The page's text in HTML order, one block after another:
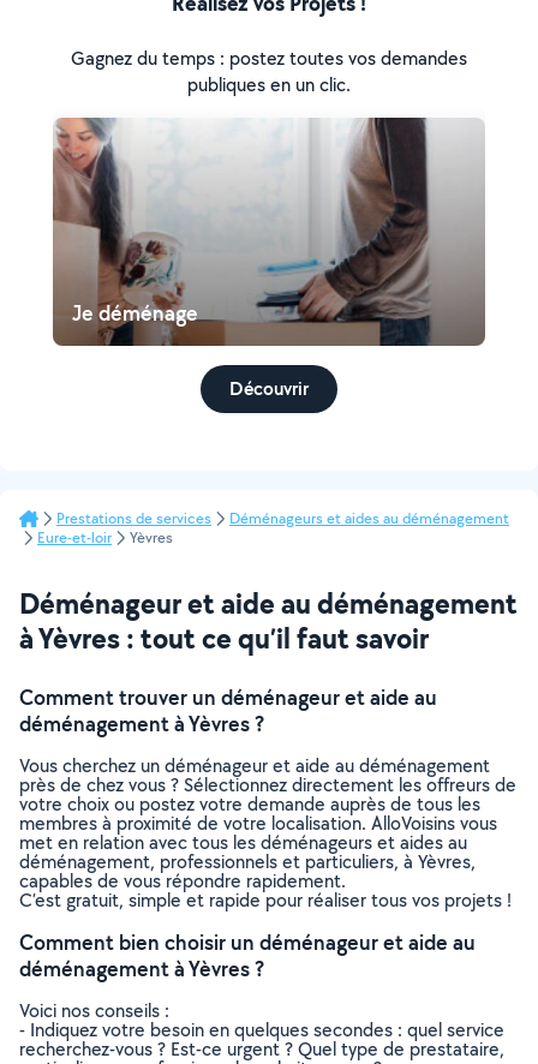
Gagnez du temps : postez toutes vos demandes
publiques en un clic.
Je déménage
Découvrir
Prestations de services
Déménageurs et aides au déménagement
Eure-et-loir
Yèvres
Déménageur et aide au déménagement
à Yèvres : tout ce qu’il faut savoir
Comment trouver un déménageur et aide au
déménagement à Yèvres ?
Vous cherchez un déménageur et aide au déménagement
près de chez vous ? Sélectionnez directement les offreurs de
votre choix ou postez votre demande auprès de tous les
membres à proximité de votre localisation. AlloVoisins vous
met en relation avec tous les déménageurs et aides au
déménagement, professionnels et particuliers, à Yèvres,
capables de vous répondre rapidement.
C’est gratuit, simple et rapide pour réaliser tous vos projets !
Comment bien choisir un déménageur et aide au
déménagement à Yèvres ?
Voici nos conseils :
- Indiquez votre besoin en quelques secondes : quel service
recherchez-vous ? Est-ce urgent ? Quel type de prestataire,